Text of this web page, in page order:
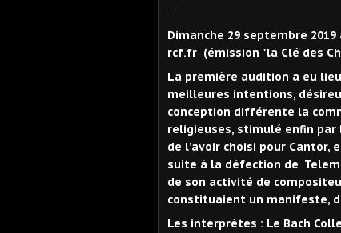
Dimanche 29 septembre
rcf.fr (émission "la Clé des
La première audition a eu
meilleures intentions,
conception différente la
religieuses, stimulé enfin
de l’avoir choisi pour Cantor,
suite à la défection de
de son activité de
constituaient un manifeste,
Les interprètes : Le Bach